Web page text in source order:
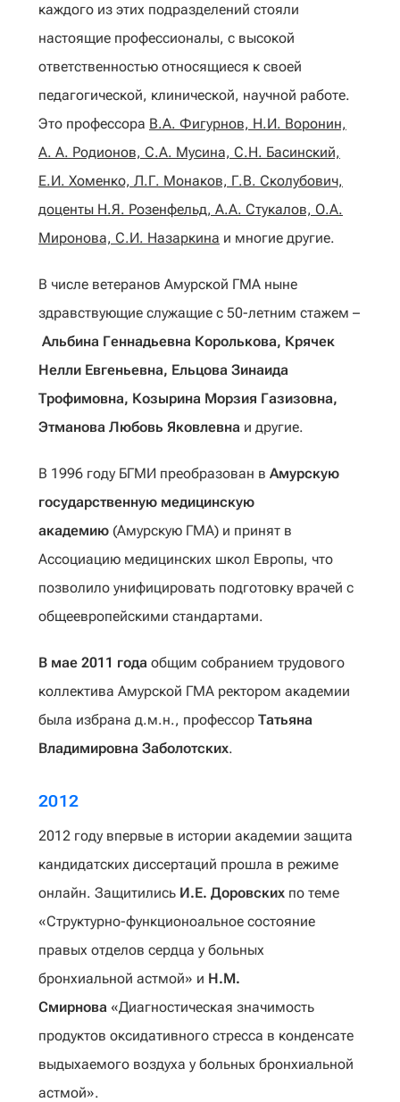
каждого из этих подразделений стояли
настоящие профессионалы, с высокой
ответственностью относящиеся к своей
педагогической, клинической, научной работе.
Это профессора В.А. Фигурнов, Н.И. Воронин,
А. А. Родионов, С.А. Мусина, С.Н. Басинский,
Е.И. Хоменко, Л.Г. Монаков, Г.В. Сколубович,
доценты Н.Я. Розенфельд, А.А. Стукалов, О.А.
Миронова, С.И. Назаркина и многие другие.
В числе ветеранов Амурской ГМА ныне
здравствующие служащие с 50-летним стажем –
Альбина Геннадьевна Королькова, Крячек
Нелли Евгеньевна, Ельцова Зинаида
Трофимовна, Козырина Морзия Газизовна,
Этманова Любовь Яковлевна и другие.
В 1996 году БГМИ преобразован в Амурскую
государственную медицинскую
академию (Амурскую ГМА) и принят в
Ассоциацию медицинских школ Европы, что
позволило унифицировать подготовку врачей с
общеевропейскими стандартами.
В мае 2011 года общим собранием трудового
коллектива Амурской ГМА ректором академии
была избрана д.м.н., профессор Татьяна
Владимировна Заболотских.
2012
2012 году впервые в истории академии защита
кандидатских диссертаций прошла в режиме
онлайн. Защитились И.Е. Доровских по теме
«Структурно-функционоальное состояние
правых отделов сердца у больных
бронхиальной астмой» и Н.М.
Смирнова «Диагностическая значимость
продуктов оксидативного стресса в конденсате
выдыхаемого воздуха у больных бронхиальной
астмой».